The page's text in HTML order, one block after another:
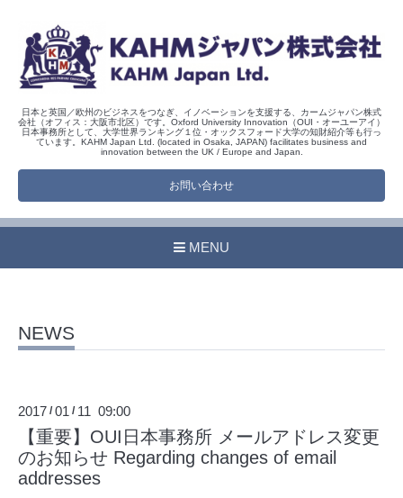
日本と英国／欧州のビジネスをつなぎ、イノベーションを支援する、カームジャパン株式
会社（オフィス：大阪市北区）です。Oxford University Innovation（OUI・オーユーアイ）
日本事務所として、大学世界ランキング１位・オックスフォード大学の知財紹介等も行っ
ています。KAHM Japan Ltd. (located in Osaka, JAPAN) facilitates business and
innovation between the UK / Europe and Japan.
お問い合わせ
MENU
NEWS
2017 /01 / 11 09:00
【重要】OUI日本事務所 メールアドレス変更
のお知らせ Regarding changes of email
addresses